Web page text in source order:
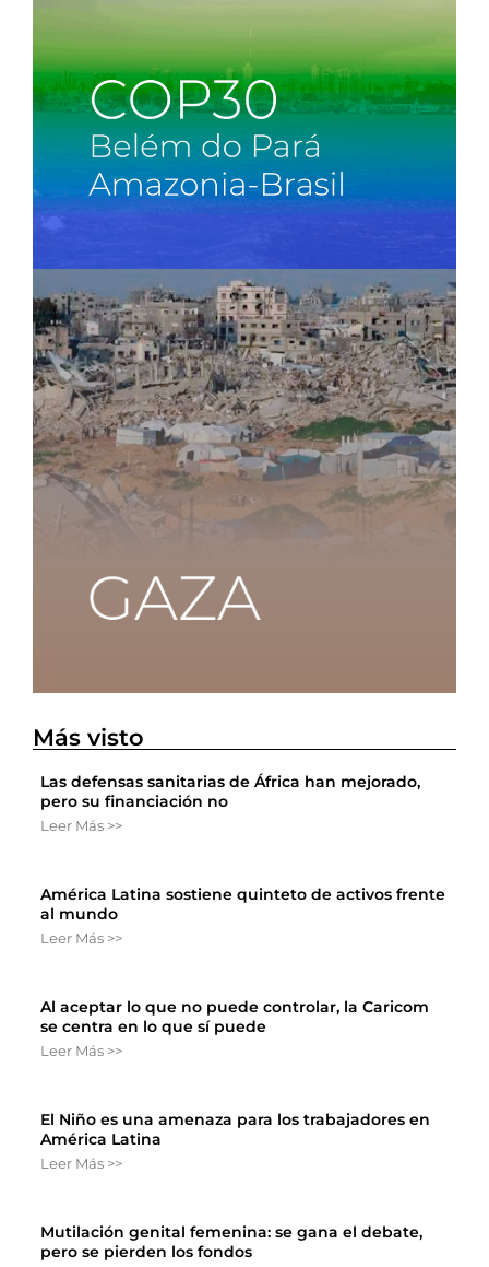
Más visto
Las defensas sanitarias de África han mejorado,
pero su financiación no
Leer Más >>
América Latina sostiene quinteto de activos frente
al mundo
Leer Más >>
Al aceptar lo que no puede controlar, la Caricom
se centra en lo que sí puede
Leer Más >>
El Niño es una amenaza para los trabajadores en
América Latina
Leer Más >>
Mutilación genital femenina: se gana el debate,
pero se pierden los fondos